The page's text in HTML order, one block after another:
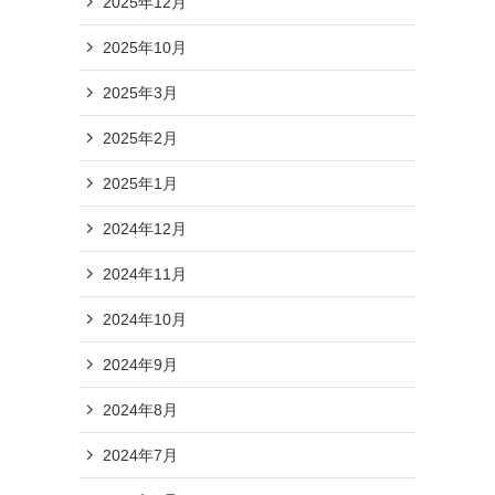
2025年10月
2025年3月
2025年2月
2025年1月
2024年12月
2024年11月
2024年10月
2024年9月
2024年8月
2024年7月